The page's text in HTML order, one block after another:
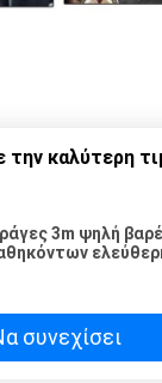
καλύτερη
3m ψηλή
συνεχίσει